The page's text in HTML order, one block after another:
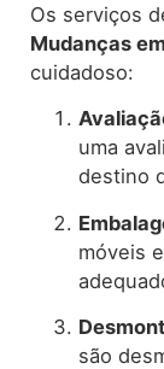
Os serviços
Mudanças
cuidadoso:
uma
destino
móveis
são